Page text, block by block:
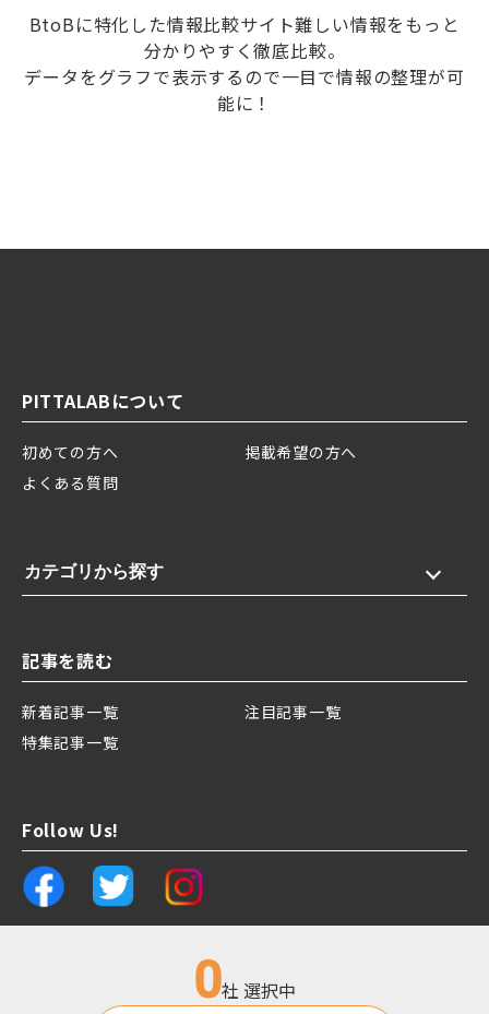
0社 選択中
BtoBに特化した情報比較サイト難しい情報をもっと
分かりやすく徹底比較。
データをグラフで表示するので一目で情報の整理が可
能に！
PITTALABについて
初めての方へ
掲載希望の方へ
よくある質問
カテゴリから探す
記事を読む
新着記事一覧
注目記事一覧
特集記事一覧
Follow Us!